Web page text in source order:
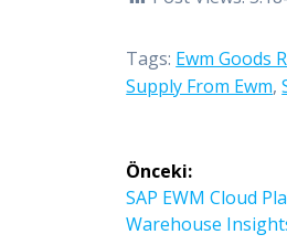
Tags: Ewm Goods
Supply From Ewm,
Yazı
Önceki:
Önceki
yazı:
SAP EWM Cloud
Warehouse